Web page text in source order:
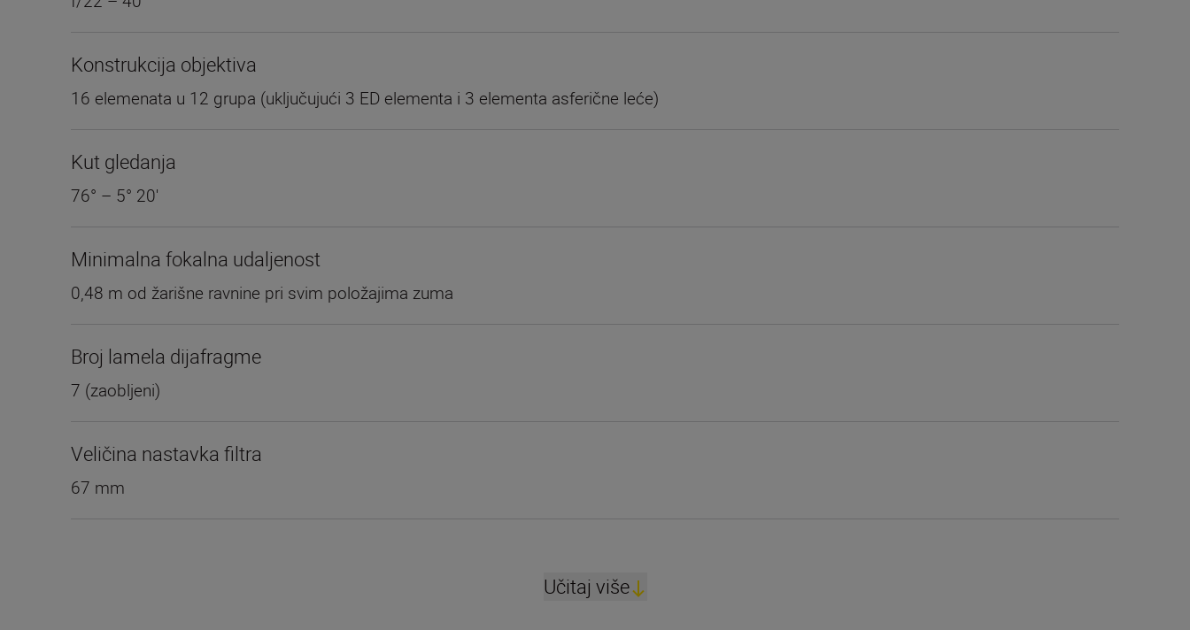
Konstrukcija objektiva
16 elemenata u 12 grupa (uključujući 3 ED elementa i 3 elementa asferične leće)
Kut gledanja
76° – 5° 20'
Minimalna fokalna udaljenost
0,48 m od žarišne ravnine pri svim položajima zuma
Broj lamela dijafragme
7 (zaobljeni)
Veličina nastavka filtra
67 mm
Učitaj više